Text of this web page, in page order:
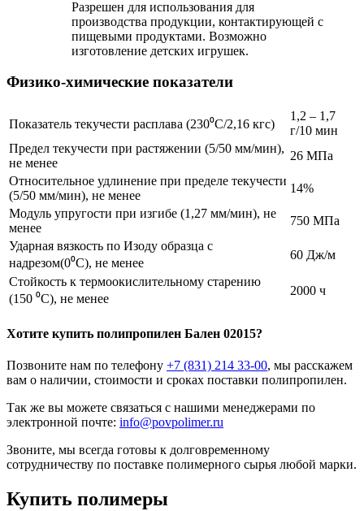
Разрешен для использования для
производства продукции, контактирующей с
пищевыми продуктами. Возможно
изготовление детских игрушек.
Физико-химические показатели
Показатель текучести расплава (230⁰С/2,16 кгс)
1,2 – 1,7
г/10 мин
Предел текучести при растяжении (5/50 мм/мин),
не менее
26 МПа
Относительное удлинение при пределе текучести
(5/50 мм/мин), не менее
14%
Модуль упругости при изгибе (1,27 мм/мин), не
менее
750 МПа
Ударная вязкость по Изоду образца с
надрезом(0⁰С), не менее
60 Дж/м
Стойкость к термоокислительному старению
(150 ⁰С), не менее
2000 ч
Хотите купить полипропилен Бален 02015?
Позвоните нам по телефону +7 (831) 214 33-00, мы расскажем
вам о наличии, стоимости и сроках поставки полипропилен.
Так же вы можете связаться с нашими менеджерами по
электронной почте: info@povpolimer.ru
Звоните, мы всегда готовы к долговременному
сотрудничеству по поставке полимерного сырья любой марки.
Купить полимеры